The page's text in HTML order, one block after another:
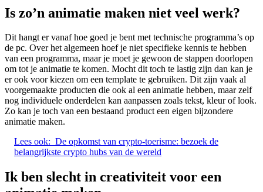
Is zo’n animatie maken niet veel werk?
Dit hangt er vanaf hoe goed je bent met technische programma’s op
de pc. Over het algemeen hoef je niet specifieke kennis te hebben
van een programma, maar je moet je gewoon de stappen doorlopen
om tot je animatie te komen. Mocht dit toch te lastig zijn dan kan je
er ook voor kiezen om een template te gebruiken. Dit zijn vaak al
voorgemaakte producten die ook al een animatie hebben, maar zelf
nog individuele onderdelen kan aanpassen zoals tekst, kleur of look.
Zo kan je toch van een bestaand product een eigen bijzondere
animatie maken.
Lees ook: De opkomst van crypto-toerisme: bezoek de
belangrijkste crypto hubs van de wereld
Ik ben slecht in creativiteit voor een